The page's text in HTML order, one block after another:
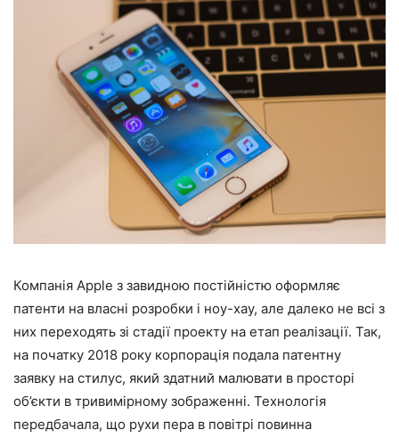
Компанія Apple з завидною постійністю оформляє
патенти на власні розробки і ноу-хау, але далеко не всі з
них переходять зі стадії проекту на етап реалізації. Так,
на початку 2018 року корпорація подала патентну
заявку на стилус, який здатний малювати в просторі
об’єкти в тривимірному зображенні. Технологія
передбачала, що рухи пера в повітрі повинна